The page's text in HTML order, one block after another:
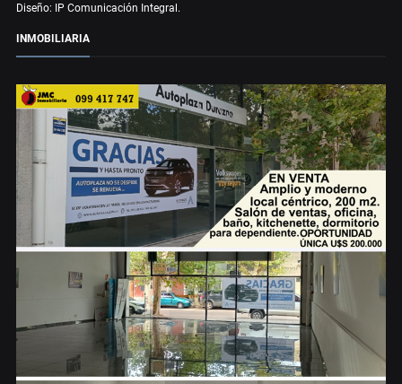
Diseño: IP Comunicación Integral.
INMOBILIARIA